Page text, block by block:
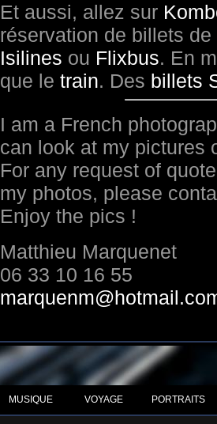
Et aussi, allez sur
réservation de billets
Isilines ou Flixbus. En
que le train. Des billets
I am a French
can look at my pictures
For any request of
my photos, please
Enjoy the pics !
Matthieu Marquenet
06 33 10 16 55
MUSIQUE VOYAGE PORTRAITS